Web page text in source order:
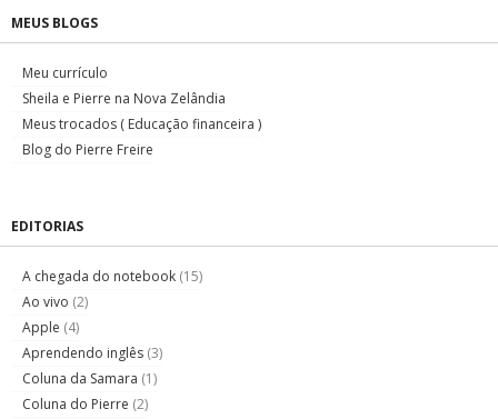
MEUS BLOGS
Meu currículo
Sheila e Pierre na Nova Zelândia
Meus trocados ( Educação financeira )
Blog do Pierre Freire
EDITORIAS
A chegada do notebook (15)
Ao vivo (2)
Apple (4)
Aprendendo inglês (3)
Coluna da Samara (1)
Coluna do Pierre (2)